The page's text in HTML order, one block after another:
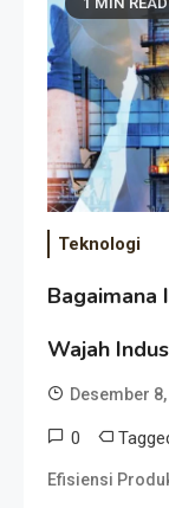
Teknologi
Bagaimana
Wajah
Desember
0
Efisiensi